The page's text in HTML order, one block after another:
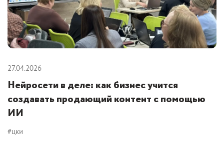
27.04.2026
Нейросети в деле: как бизнес учится
создавать продающий контент с помощью
ИИ
#цки